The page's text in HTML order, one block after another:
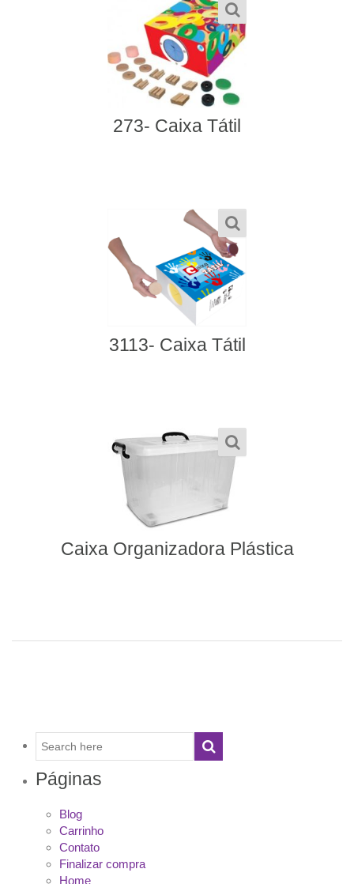
273- Caixa Tátil
3113- Caixa Tátil
Caixa Organizadora Plástica
Páginas
Blog
Carrinho
Contato
Finalizar compra
Home